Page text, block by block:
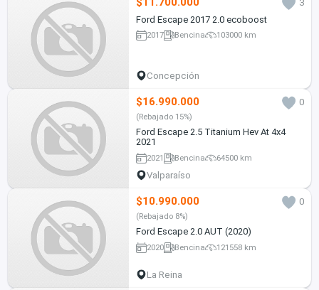
3
Ford Escape 2017 2.0 ecoboost
2017 Bencina 103000 km
Concepción
$16.990.000 0
(Rebajado 15%)
Ford Escape 2.5 Titanium Hev At 4x4
2021
2021 Bencina 64500 km
Valparaíso
$10.990.000 0
(Rebajado 8%)
Ford Escape 2.0 AUT (2020)
2020 Bencina 121558 km
La Reina